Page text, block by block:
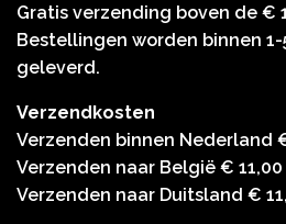
Gratis verzending boven de €
Bestellingen worden binnen
geleverd.
Verzendkosten
Verzenden binnen Nederland
Verzenden naar België € 11,00
Verzenden naar Duitsland €